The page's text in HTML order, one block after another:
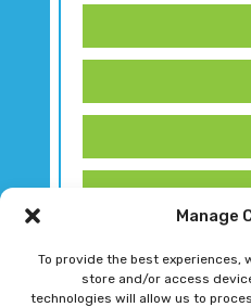
Manage
To provide the best experiences,
store and/or access
technologies will allow us to